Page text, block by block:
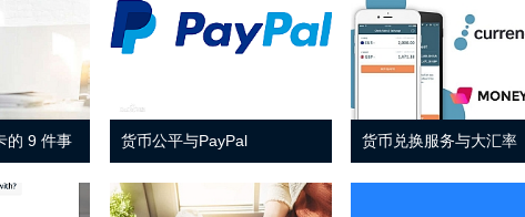
的 9 件事 货币公平与PayPal 货币兑换服务与大汇率